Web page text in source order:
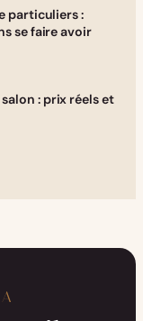
particuliers :
se faire avoir
: prix réels et